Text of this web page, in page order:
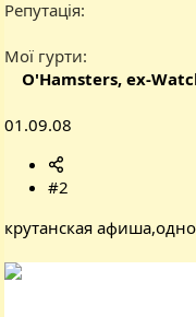
Репутація
Мої гурти
O'Hamsters, ex-
01.09.08
#2
крутанская